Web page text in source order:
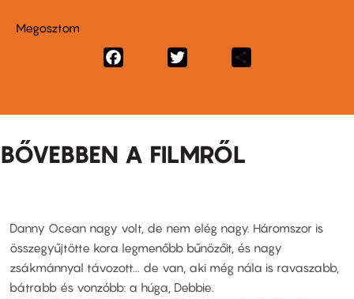
Megosztom
Facebook
BŐVEBBEN A FILMRŐL
Danny Ocean nagy volt, de nem elég nagy. Háromszor is
összegyűjtötte kora legmenőbb bűnözőit, és nagy
zsákmánnyal távozott... de van, aki még nála is ravaszabb,
bátrabb és vonzóbb: a húga, Debbie.